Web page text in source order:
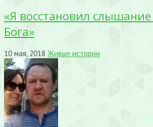
«Я восстановил слышание
Бога»
10 мая, 2018 Живые истории